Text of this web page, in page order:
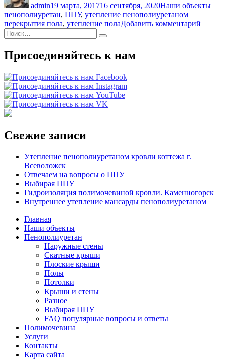
пола
веранды
дер.
admin19 марта, 201716 сентября, 2020Наши объекты
пенополиуретан, ППУ, утепление пенополиуретаном
перекрытия пола, утепление полаДобавить комментарий
Искать:
Поиск
Присоединяйтесь к нам
Свежие записи
Утепление пенополиуретаном кровли коттежа г.
Всеволожск
Отвечаем на вопросы о ППУ
Выбирая ППУ
Гидроизоляция полимочевиной кровли. Каменногорск
Внутреннее утепление мансарды пенополиуретаном
Главная
Наши объекты
Пенополиуретан
Наружные стены
Скатные крыши
Плоские крыши
Полы
Потолки
Крыши и стены
Разное
Выбирая ППУ
FAQ популярные вопросы и ответы
Полимочевина
Услуги
Контакты
Карта сайта